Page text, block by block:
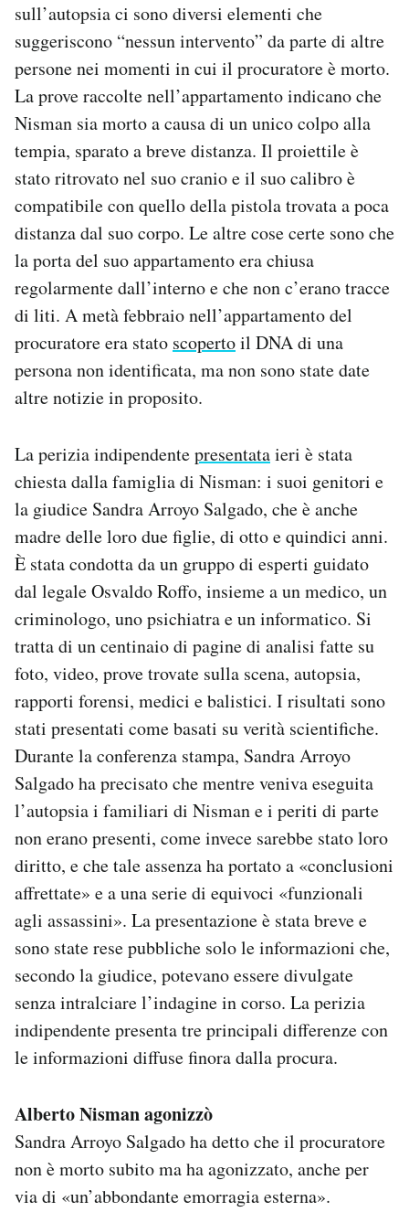
sull’autopsia ci sono diversi elementi che
suggeriscono “nessun intervento” da parte di altre
persone nei momenti in cui il procuratore è morto.
La prove raccolte nell’appartamento indicano che
Nisman sia morto a causa di un unico colpo alla
tempia, sparato a breve distanza. Il proiettile è
stato ritrovato nel suo cranio e il suo calibro è
compatibile con quello della pistola trovata a poca
distanza dal suo corpo. Le altre cose certe sono che
la porta del suo appartamento era chiusa
regolarmente dall’interno e che non c’erano tracce
di liti. A metà febbraio nell’appartamento del
procuratore era stato scopertoil DNA di una
persona non identificata, ma non sono state date
altre notizie in proposito.
La perizia indipendentepresentataieri è stata
chiesta dalla famiglia di Nisman: i suoi genitori e
la giudice Sandra Arroyo Salgado, che è anche
madre delle loro due figlie, di otto e quindici anni.
È stata condotta da un gruppo di esperti guidato
dal legale Osvaldo Roffo, insieme a un medico, un
criminologo, uno psichiatra e un informatico. Si
tratta di un centinaio di pagine di analisi fatte su
foto, video, prove trovate sulla scena, autopsia,
rapporti forensi, medici e balistici. I risultati sono
stati presentati come basati su verità scientifiche.
Durante la conferenza stampa, Sandra Arroyo
Salgado ha precisato che mentre veniva eseguita
l’autopsia i familiari di Nisman e i periti di parte
non erano presenti, come invece sarebbe stato loro
diritto, e che tale assenza ha portato a «conclusioni
affrettate» e a una serie di equivoci «funzionali
agli assassini». La presentazione è stata breve e
sono state rese pubbliche solo le informazioni che,
secondo la giudice, potevano essere divulgate
senza intralciare l’indagine in corso. La perizia
indipendente presenta tre principali differenze con
le informazioni diffuse finora dalla procura.
Alberto Nisman agonizzò
Sandra Arroyo Salgado ha detto che il procuratore
non è morto subito ma ha agonizzato, anche per
via di «un’abbondante emorragia esterna».